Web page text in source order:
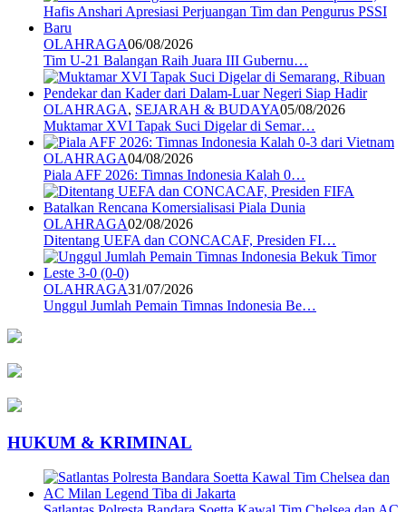
OLAHRAGA06/08/2026
Tim U-21 Balangan Raih Juara III Gubernu…
OLAHRAGA, SEJARAH & BUDAYA05/08/2026
Muktamar XVI Tapak Suci Digelar di Semar…
OLAHRAGA04/08/2026
Piala AFF 2026: Timnas Indonesia Kalah 0…
OLAHRAGA02/08/2026
Ditentang UEFA dan CONCACAF, Presiden FI…
OLAHRAGA31/07/2026
Unggul Jumlah Pemain Timnas Indonesia Be…
HUKUM & KRIMINAL